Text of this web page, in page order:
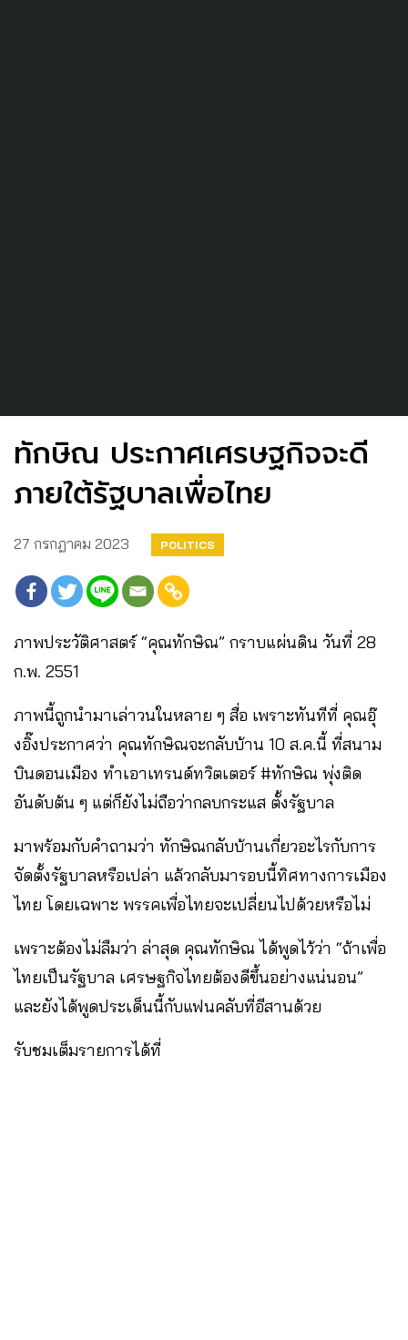
ทักษิณ ประกาศเศรษฐกิจจะดี
ภายใต้รัฐบาลเพื่อไทย
27 กรกฎาคม 2023 POLITICS
ภาพประวัติศาสตร์ “คุณทักษิณ” กราบแผ่นดิน วันที่ 28
ก.พ. 2551
ภาพนี้ถูกนำมาเล่าวนในหลาย ๆ สื่อ เพราะทันทีที่ คุณอุ๊
งอิ๊งประกาศว่า คุณทักษิณจะกลับบ้าน 10 ส.ค.นี้ ที่สนาม
บินดอนเมือง ทำเอาเทรนด์ทวิตเตอร์ #ทักษิณ พุ่งติด
อันดับต้น ๆ แต่ก็ยังไม่ถือว่ากลบกระแส ตั้งรัฐบาล
มาพร้อมกับคำถามว่า ทักษิณกลับบ้านเกี่ยวอะไรกับการ
จัดตั้งรัฐบาลหรือเปล่า แล้วกลับมารอบนี้ทิศทางการเมือง
ไทย โดยเฉพาะ พรรคเพื่อไทยจะเปลี่ยนไปด้วยหรือไม่
เพราะต้องไม่ลืมว่า ล่าสุด คุณทักษิณ ได้พูดไว้ว่า “ถ้าเพื่อ
ไทยเป็นรัฐบาล เศรษฐกิจไทยต้องดีขึ้นอย่างแน่นอน”
และยังได้พูดประเด็นนี้กับแฟนคลับที่อีสานด้วย
รับชมเต็มรายการได้ที่